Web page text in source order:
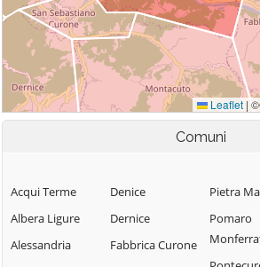
Comuni
Acqui Terme
Albera Ligure
Alessandria
Denice
Dernice
Fabbrica Curone
Pietra
Pomaro